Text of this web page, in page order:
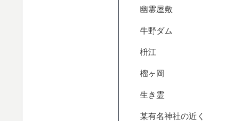
幽霊屋敷
牛野ダム
枡江
榴ヶ岡
生き霊
某有名神社の近く